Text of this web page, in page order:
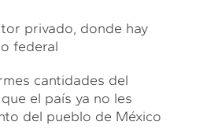
privado, donde hay
federal
cantidades del
el país ya no les
del pueblo de México